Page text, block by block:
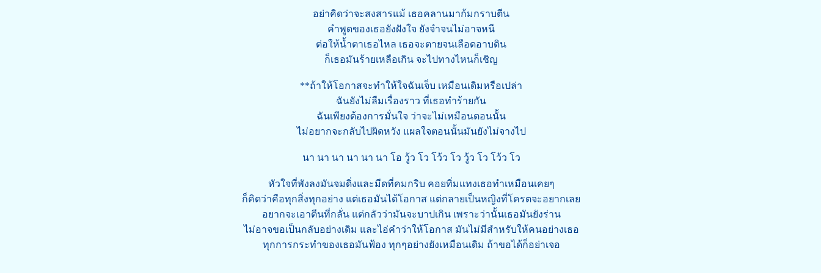
อย่าคิดว่าจะสงสารแม้ เธอคลานมาก้มกราบตีน
คำพูดของเธอยังฝังใจ ยังจำจนไม่อาจหนี
ต่อให้น้ำตาเธอไหล เธอจะตายจนเลือดอาบดิน
ก็เธอมันร้ายเหลือเกิน จะไปทางไหนก็เชิญ
**ถ้าให้โอกาสจะทำให้ใจฉันเจ็บ เหมือนเดิมหรือเปล่า
ฉันยังไม่ลืมเรื่องราว ที่เธอทำร้ายกัน
ฉันเพียงต้องการมั่นใจ ว่าจะไม่เหมือนตอนนั้น
ไม่อยากจะกลับไปผิดหวัง แผลใจตอนนั้นมันยังไม่จางไป
นา นา นา นา นา นา โอ วู้ว โว โว้ว โว วู้ว โว โว้ว โว
หัวใจที่พังลงมันจมดิ่งและมีดที่คมกริบ คอยทิ่มแทงเธอทำเหมือนเคยๆ
ก็คิดว่าคือทุกสิ่งทุกอย่าง แต่เธอมันได้โอกาส แต่กลายเป็นหญิงที่โครตจะอยากเลย
อยากจะเอาตีนที่กลั่น แต่กลัวว่ามันจะบาปเกิน เพราะว่านั้นเธอมันยังร่าน
ไม่อาจขอเป็นกลับอย่างเดิม และไอ่คำว่าให้โอกาส มันไม่มีสำหรับให้คนอย่างเธอ
ทุกการกระทำของเธอมันฟ้อง ทุกๆอย่างยังเหมือนเดิม ถ้าขอได้ก็อย่าเจอ